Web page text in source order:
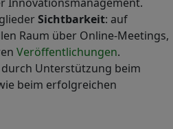
Sichtbarkeit: auf
Raum über Online-Meetings,
Veröffentlichungen.
durch Unterstützung beim
beim erfolgreichen